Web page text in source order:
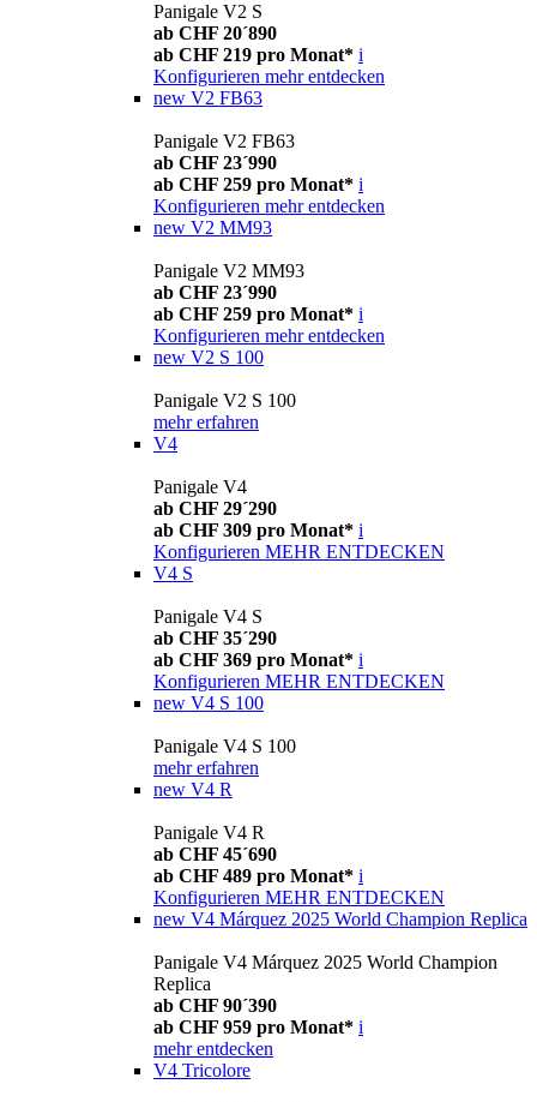
Panigale V2 S
ab CHF 20´890
ab CHF 219 pro Monat* i
Konfigurieren mehr entdecken
new V2 FB63
Panigale V2 FB63
ab CHF 23´990
ab CHF 259 pro Monat* i
Konfigurieren mehr entdecken
new V2 MM93
Panigale V2 MM93
ab CHF 23´990
ab CHF 259 pro Monat* i
Konfigurieren mehr entdecken
new V2 S 100
Panigale V2 S 100
mehr erfahren
V4
Panigale V4
ab CHF 29´290
ab CHF 309 pro Monat* i
Konfigurieren MEHR ENTDECKEN
V4 S
Panigale V4 S
ab CHF 35´290
ab CHF 369 pro Monat* i
Konfigurieren MEHR ENTDECKEN
new V4 S 100
Panigale V4 S 100
mehr erfahren
new V4 R
Panigale V4 R
ab CHF 45´690
ab CHF 489 pro Monat* i
Konfigurieren MEHR ENTDECKEN
new V4 Márquez 2025 World Champion Replica
Panigale V4 Márquez 2025 World Champion
Replica
ab CHF 90´390
ab CHF 959 pro Monat* i
mehr entdecken
V4 Tricolore